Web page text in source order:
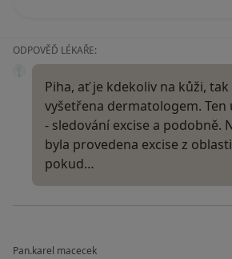
ODPOVĚĎ LÉKAŘE:
Piha, ať je kdekoliv na kůži,
vyšetřena dermatologem.
- sledování excise a podobně.
byla provedena excise z
pokud…
Pan.karel macecek